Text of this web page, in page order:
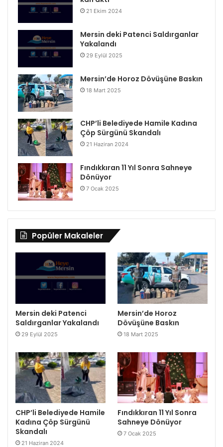
21 Ekim 2024
Mersin deki Patenci Saldırganlar
Yakalandı
29 Eylül 2025
Mersin’de Horoz Dövüşüne Baskın
18 Mart 2025
CHP’li Belediyede Hamile Kadına
Çöp Sürgünü Skandalı
21 Haziran 2024
Fındıkkıran 11 Yıl Sonra Sahneye
Dönüyor
7 Ocak 2025
Popüler Makaleler
Mersin deki Patenci
Saldırganlar Yakalandı
29 Eylül 2025
Mersin’de Horoz
Dövüşüne Baskın
18 Mart 2025
CHP’li Belediyede Hamile
Kadına Çöp Sürgünü
Skandalı
21 Haziran 2024
Fındıkkıran 11 Yıl Sonra
Sahneye Dönüyor
7 Ocak 2025